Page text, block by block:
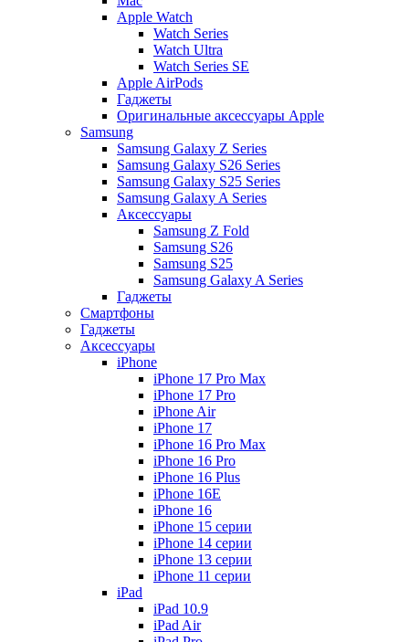
Apple Watch
Watch Series
Watch Ultra
Watch Series SE
Apple AirPods
Гаджеты
Оригинальные аксессуары Apple
Samsung
Samsung Galaxy Z Series
Samsung Galaxy S26 Series
Samsung Galaxy S25 Series
Samsung Galaxy A Series
Аксессуары
Samsung Z Fold
Samsung S26
Samsung S25
Samsung Galaxy A Series
Гаджеты
Смартфоны
Гаджеты
Аксессуары
iPhone
iPhone 17 Pro Max
iPhone 17 Pro
iPhone Air
iPhone 17
iPhone 16 Pro Max
iPhone 16 Pro
iPhone 16 Plus
iPhone 16E
iPhone 16
iPhone 15 серии
iPhone 14 серии
iPhone 13 серии
iPhone 11 серии
iPad
iPad 10.9
iPad Air